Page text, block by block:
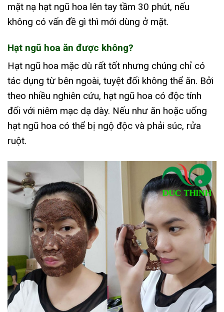
mặt nạ hạt ngũ hoa lên tay tầm 30 phút, nếu
không có vấn đề gì thì mới dùng ở mặt.
Hạt ngũ hoa ăn được không?
Hạt ngũ hoa mặc dù rất tốt nhưng chúng chỉ có
tác dụng từ bên ngoài, tuyệt đối không thể ăn. Bởi
theo nhiều nghiên cứu, hạt ngũ hoa có độc tính
đối với niêm mạc dạ dày. Nếu như ăn hoặc uống
hạt ngũ hoa có thể bị ngộ độc và phải súc, rửa
ruột.